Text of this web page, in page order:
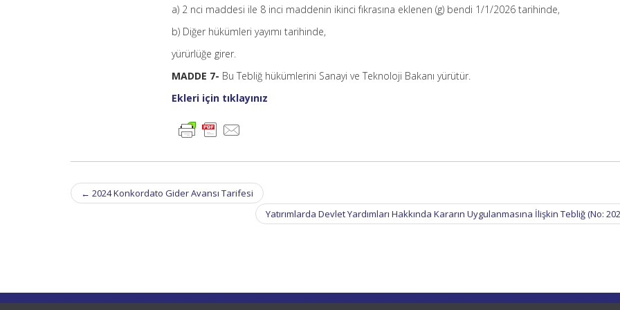
a) 2 nci maddesi ile 8 inci maddenin ikinci fıkrasına eklenen (g) bendi 1/1/2026 tarihinde,
b) Diğer hükümleri yayımı tarihinde,
yürürlüğe girer.
MADDE 7- Bu Tebliğ hükümlerini Sanayi ve Teknoloji Bakanı yürütür.
Ekleri için tıklayınız
Post
navigation
← 2024 Konkordato Gider Avansı Tarifesi
Yatırımlarda Devlet Yardımları Hakkında Kararın Uygulanmasına İlişkin Tebliğ (No: